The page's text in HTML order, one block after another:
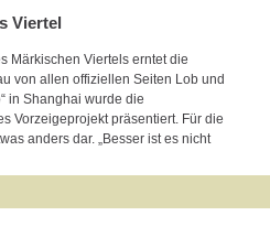
Viertel
Märkischen Viertels erntet die
von allen offiziellen Seiten Lob und
in Shanghai wurde die
Vorzeigeprojekt präsentiert. Für die
anders dar. „Besser ist es nicht